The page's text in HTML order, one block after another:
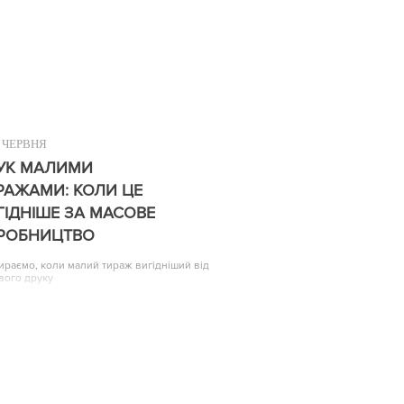
ЧЕРВНЯ
МАЛИМИ
КОЛИ ЦЕ
ЗА МАСОВЕ
коли малий тираж вигідніший від
друку